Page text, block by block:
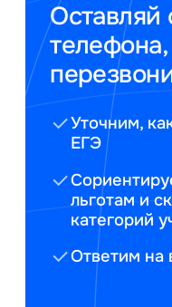
Оставляй
Уточним,
ЕГЭ
льготам и
категорий
Ответим на